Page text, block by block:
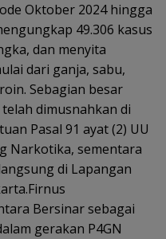
Oktober 2024 hingga
49.306 kasus
dan menyita
dari ganja, sabu,
Sebagian besar
dimusnahkan di
Pasal 91 ayat (2) UU
Narkotika, sementara
di Lapangan
Bersinar sebagai
gerakan P4GN